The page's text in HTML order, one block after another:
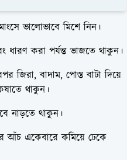
ভালোভাবে মিশে নিন।
ধারণ করা পর্যন্ত ভাজতে থাকুন।
বাদাম, পোস্ত বাটা দিয়ে
থাকুন।
নাড়তে থাকুন।
আঁচ একেবারে কমিয়ে ঢেকে